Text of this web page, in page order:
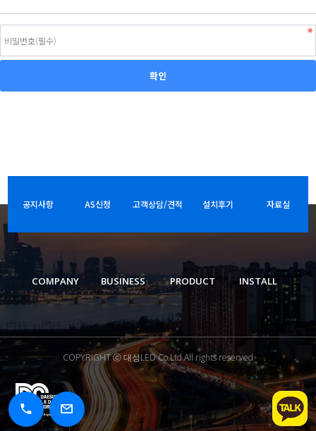
공지사항 AS신청 고객상담/견적 설치후기 자료실
COMPANY BUSINESS PRODUCT INSTALL
COPYRIGHT ⓒ 대성LED Co.Ltd.All rights reserved